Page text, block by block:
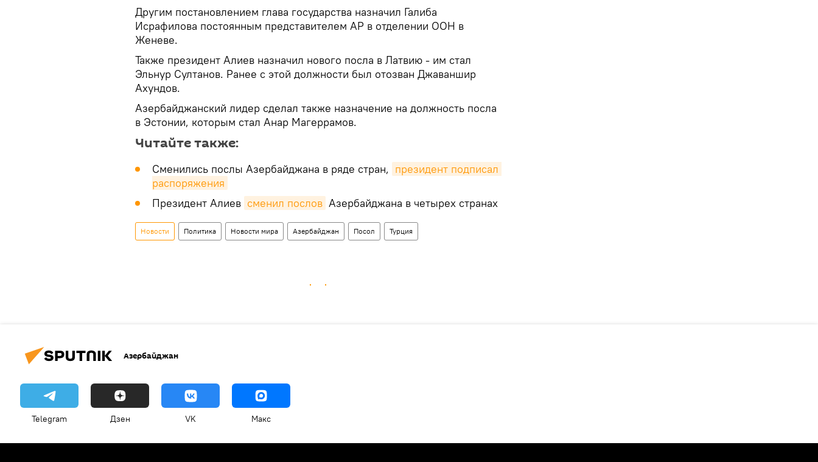
Другим постановлением глава государства назначил Галиба
Исрафилова постоянным представителем АР в отделении ООН в
Женеве.
Также президент Алиев назначил нового посла в Латвию - им стал
Эльнур Султанов. Ранее с этой должности был отозван Джаваншир
Ахундов.
Азербайджанский лидер сделал также назначение на должность посла
в Эстонии, которым стал Анар Магеррамов.
Читайте также:
Сменились послы Азербайджана в ряде стран, президент подписал
распоряжения
Президент Алиев сменил послов Азербайджана в четырех странах
Новости Политика Новости мира Азербайджан Посол Турция
Азербайджан
Telegram Дзен VK Макс